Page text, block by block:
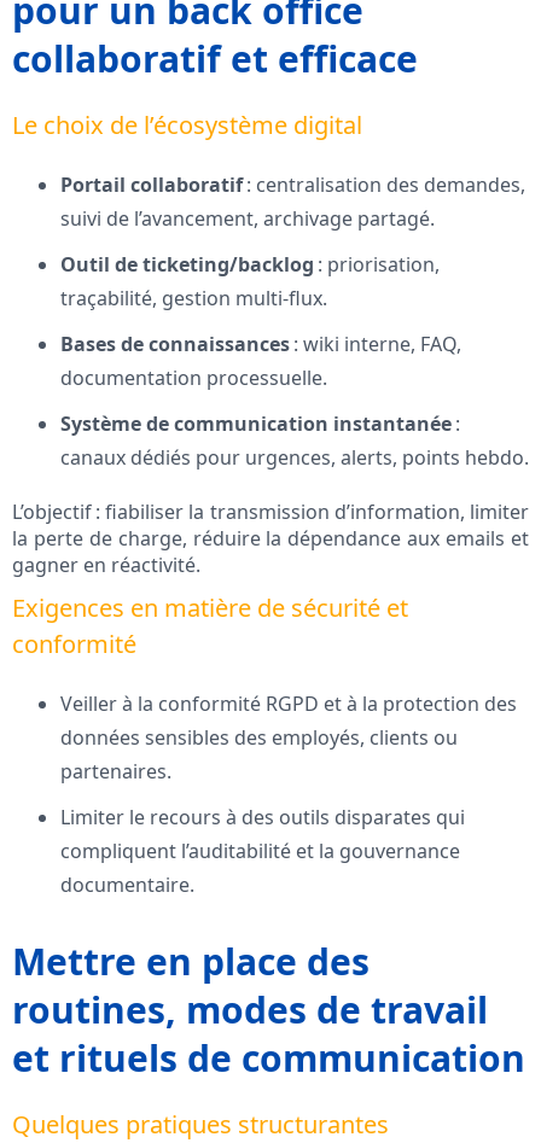
pour un back office
collaboratif et efficace
Le choix de l’écosystème digital
Portail collaboratif: centralisation des demandes,
suivi de l’avancement, archivage partagé.
Outil de ticketing/backlog : priorisation,
traçabilité, gestion multi-flux.
Bases de connaissances: wiki interne, FAQ,
documentation processuelle.
Système de communication instantanée:
canaux dédiés pour urgences, alerts, points hebdo.
L’objectif : fiabiliser la transmission d’information, limiter
la perte de charge, réduire la dépendance aux emails et
gagner en réactivité.
Exigences en matière de sécurité et
conformité
Veiller à la conformité RGPD et à la protection des
données sensibles des employés, clients ou
partenaires.
Limiter le recours à des outils disparates qui
compliquent l’auditabilité et la gouvernance
documentaire.
Mettre en place des
routines, modes de travail
et rituels de communication
Quelques pratiques structurantes